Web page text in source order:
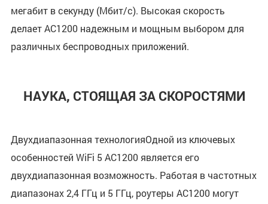
мегабит в секунду (Мбит/с). Высокая скорость
делает AC1200 надежным и мощным выбором для
различных беспроводных приложений.
НАУКА, СТОЯЩАЯ ЗА СКОРОСТЯМИ
Двухдиапазонная технологияОдной из ключевых
особенностей WiFi 5 AC1200 является его
двухдиапазонная возможность. Работая в частотных
диапазонах 2,4 ГГц и 5 ГГц, роутеры AC1200 могут